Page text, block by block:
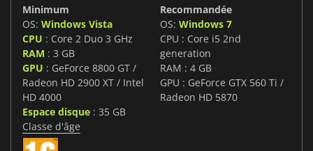
Minimum
OS: Windows Vista
CPU : Core 2 Duo 3 GHz
RAM : 3 GB
GPU : GeForce 8800 GT /
Radeon HD 2900 XT / Intel
HD 4000
Espace disque : 35 GB
Recommandée
OS: Windows 7
CPU : Core i5 2nd
generation
RAM : 4 GB
GPU : GeForce GTX 560 Ti /
Radeon HD 5870
Classe d'âge